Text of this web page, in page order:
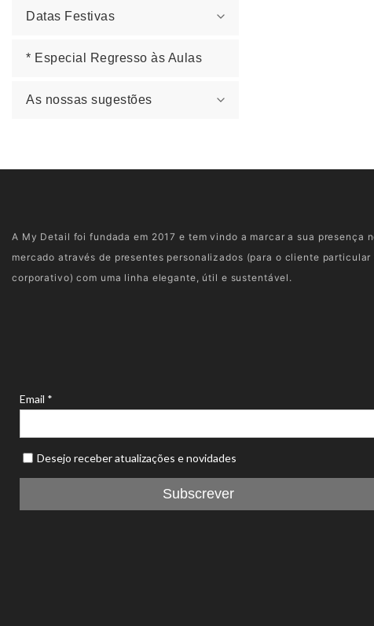
Datas Festivas
* Especial Regresso às Aulas
As nossas sugestões
A My Detail foi fundada em 2017 e tem vindo a marcar a sua presença
mercado através de presentes personalizados (para o cliente particular
corporativo) com uma linha elegante, útil e sustentável.